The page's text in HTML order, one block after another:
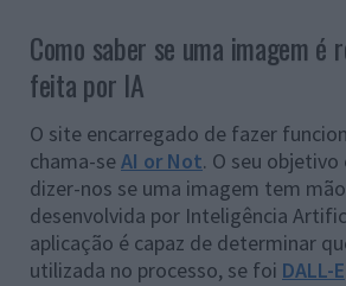
Como saber se uma imagem é
feita por IA
O site encarregado de fazer
chama-seAI or Not. O seu
dizer-nos se uma imagem tem
desenvolvida por Inteligência
aplicação é capaz de determinar
utilizada no processo, se foi DALL-E